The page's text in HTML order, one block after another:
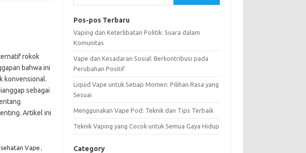
rokok
bahwa ini
konvensional.
sebagai
Artikel ini
Vape ,
Pos-pos Terbaru
Vaping dan Keterlibatan Politik: Suara dalam
Komunitas
Vape dan Kesadaran Sosial: Berkontribusi pada
Perubahan Positif
Liquid Vape untuk Setiap Momen: Pilihan Rasa yang
Sesuai
Menggunakan Vape Pod: Teknik dan Tips Terbaik
Teknik Vaping yang Cocok untuk Semua Gaya Hidup
Category